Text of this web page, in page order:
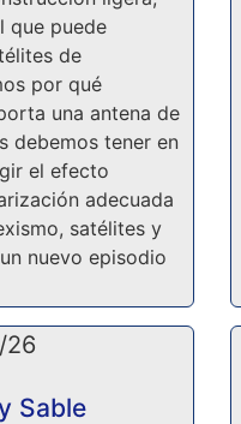
que puede
de
por qué
una antena de
debemos tener en
el efecto
adecuada
satélites y
nuevo episodio
26
Sable